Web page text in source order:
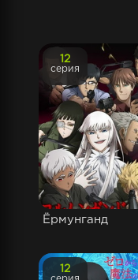
Ёрмунганд
12
серия
12